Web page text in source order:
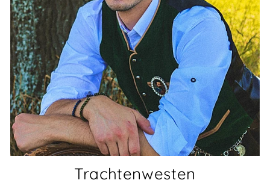
Trachtenwesten